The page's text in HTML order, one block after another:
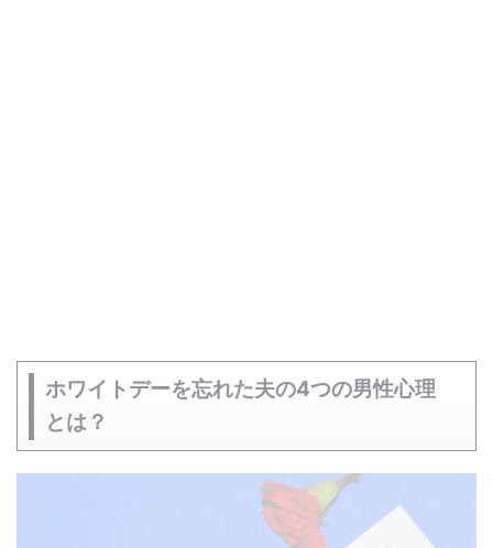
ホワイトデーを忘れた夫の4つの男性心理
とは？